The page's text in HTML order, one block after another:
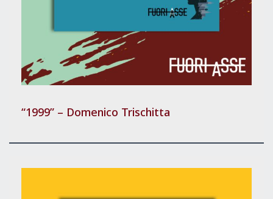
“1999” – Domenico Trischitta